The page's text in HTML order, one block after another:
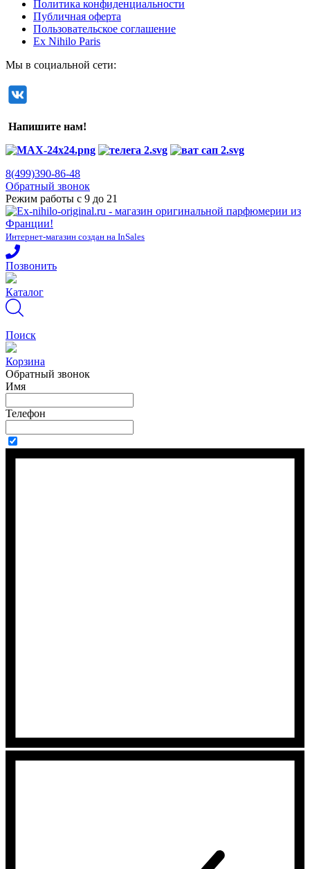
Политика конфиденциальности
Публичная оферта
Пользовательское соглашение
Ex Nihilo Paris
Мы в социальной сети:
Напишите нам!
8(499)390-86-48
Обратный звонок
Режим работы с 9 до 21
Интернет-магазин создан на InSales
Позвонить
Каталог
Поиск
Корзина
Обратный звонок
Имя
Телефон